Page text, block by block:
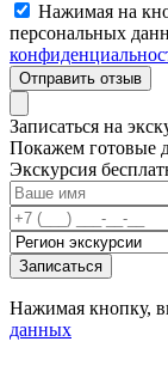
Нажимая на
персональных
Отправить отзыв
Записаться на
Покажем готовые
Экскурсия
Записаться
Нажимая кнопку,
данных